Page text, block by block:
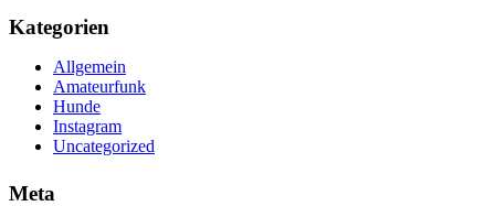
Kategorien
Allgemein
Amateurfunk
Hunde
Instagram
Uncategorized
Meta